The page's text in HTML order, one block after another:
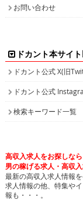
お問い合わせ
ドカント本サイ
ドカント公式 X(旧
ドカント公式
検索キーワード一覧
高収入求人をお探しな
男の稼げる求人・高収
最新の高収入求人情報
求人情報の他、特集や
報も・・・。